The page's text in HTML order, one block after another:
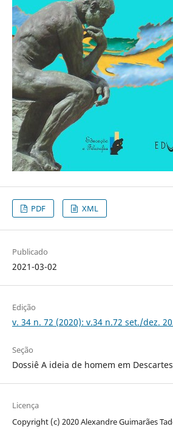
PDF XML
Publicado
2021-03-02
Edição
v. 34 n. 72 (2020): v.34 n.72 set./dez.
Seção
Dossiê A ideia de homem em Descartes
Licença
Copyright (c) 2020 Alexandre Guimarães